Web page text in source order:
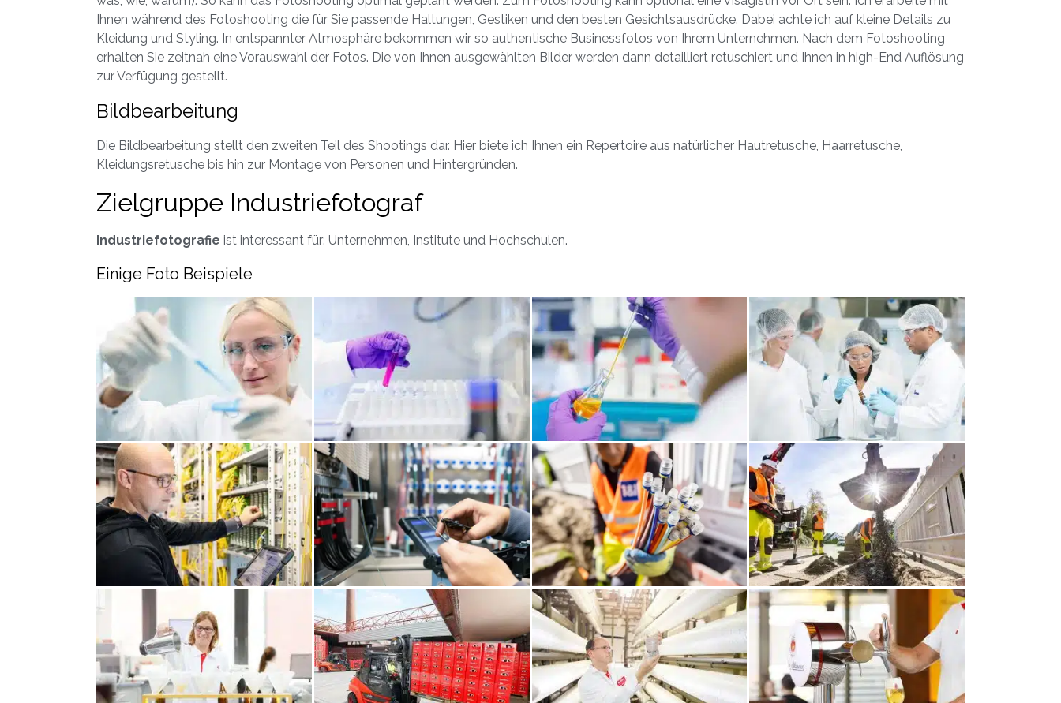
Ihnen während des Fotoshooting die für Sie passende Haltungen, Gestiken und den besten Gesichtsausdrücke. Dabei achte ich auf kleine Details zu
Kleidung und Styling. In entspannter Atmosphäre bekommen wir so authentische Businessfotos von Ihrem Unternehmen. Nach dem Fotoshooting
erhalten Sie zeitnah eine Vorauswahl der Fotos. Die von Ihnen ausgewählten Bilder werden dann detailliert retuschiert und Ihnen in high-End Auflösung
zur Verfügung gestellt.
Bildbearbeitung
Die Bildbearbeitung stellt den zweiten Teil des Shootings dar. Hier biete ich Ihnen ein Repertoire aus natürlicher Hautretusche, Haarretusche,
Kleidungsretusche bis hin zur Montage von Personen und Hintergründen.
Zielgruppe Industriefotograf
Industriefotografie ist interessant für: Unternehmen, Institute und Hochschulen.
Einige Foto Beispiele